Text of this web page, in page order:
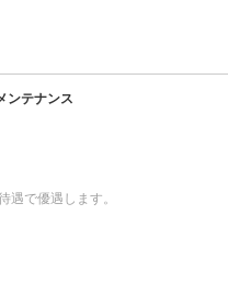
ンテナンス
遇で優遇します。